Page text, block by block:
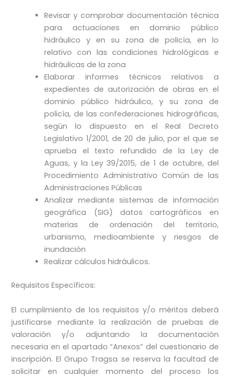
Revisar y comprobar documentación técnica
para actuaciones en dominio público
hidráulico y en su zona de policía, en lo
relativo con las condiciones hidrológicas e
hidráulicas de la zona
Elaborar informes técnicos relativos a
expedientes de autorización de obras en el
dominio público hidráulico, y su zona de
policía, de las confederaciones hidrográficas,
según lo dispuesto en el Real Decreto
Legislativo 1/2001, de 20 de julio, por el que se
aprueba el texto refundido de la Ley de
Aguas, y la Ley 39/2015, de 1 de octubre, del
Procedimiento Administrativo Común de las
Administraciones Públicas
Analizar mediante sistemas de información
geográfica (SIG) datos cartográficos en
materias de ordenación del territorio,
urbanismo, medioambiente y riesgos de
inundación
Realizar cálculos hidráulicos.
Requisitos Específicos:
El cumplimiento de los requisitos y/o méritos deberá
justificarse mediante la realización de pruebas de
valoración y/o adjuntando la documentación
necesaria en el apartado “Anexos” del cuestionario de
inscripción. El Grupo Tragsa se reserva la facultad de
solicitar en cualquier momento del proceso los